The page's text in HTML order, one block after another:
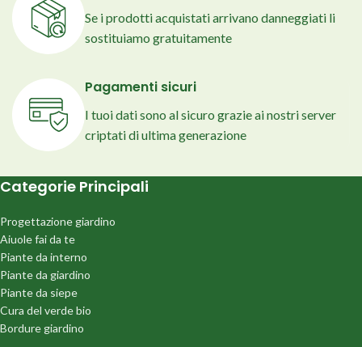
Se i prodotti acquistati arrivano danneggiati li
sostituiamo gratuitamente
Pagamenti sicuri
I tuoi dati sono al sicuro grazie ai nostri server
criptati di ultima generazione
Categorie Principali
Progettazione giardino
Aiuole fai da te
Piante da interno
Piante da giardino
Piante da siepe
Cura del verde bio
Bordure giardino